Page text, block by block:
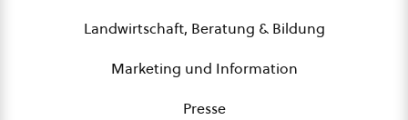
Landwirtschaft, Beratung & Bildung
Marketing und Information
Presse